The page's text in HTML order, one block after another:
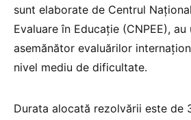
sunt elaborate de Centrul
Evaluare în Educație (CNPEE),
asemănător evaluărilor
nivel mediu de dificultate.
Durata alocată rezolvării este de